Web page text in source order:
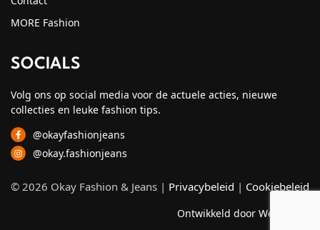
MORE Fashion
SOCIALS
Volg ons op social media voor de actuele acties, nieuwe
collecties en leuke fashion tips.
@okayfashionjeans
@okay.fashionjeans
© 2026 Okay Fashion & Jeans | Privacybeleid | Cookiebeleid
Ontwikkeld door Webzuiver